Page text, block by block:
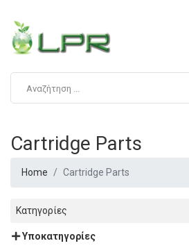
Cartridge Parts
Home Cartridge Parts
Κατηγορίες
Υποκατηγορίες